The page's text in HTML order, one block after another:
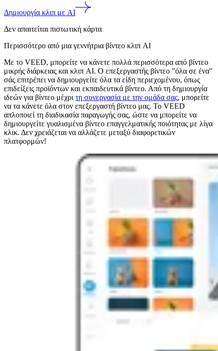
Δημιουργία κλιπ με AI
Δεν απαιτείται πιστωτική κάρτα
Περισσότερο από μια γεννήτρια βίντεο κλιπ AI
Με το VEED, μπορείτε να κάνετε πολλά περισσότερα από βίντεο
μικρής διάρκειας και κλιπ AI. Ο επεξεργαστής βίντεο "όλα σε ένα"
σάς επιτρέπει να δημιουργείτε όλα τα είδη περιεχομένου, όπως
επιδείξεις προϊόντων και εκπαιδευτικά βίντεο. Από τη δημιουργία
ιδεών για βίντεο μέχρι τη συνεργασία με την ομάδα σας, μπορείτε
να τα κάνετε όλα στον επεξεργαστή βίντεο μας. Το VEED
απλοποιεί τη διαδικασία παραγωγής σας, ώστε να μπορείτε να
δημιουργείτε γυαλισμένα βίντεο επαγγελματικής ποιότητας με λίγα
κλικ. Δεν χρειάζεται να αλλάζετε μεταξύ διαφορετικών
πλατφορμών!